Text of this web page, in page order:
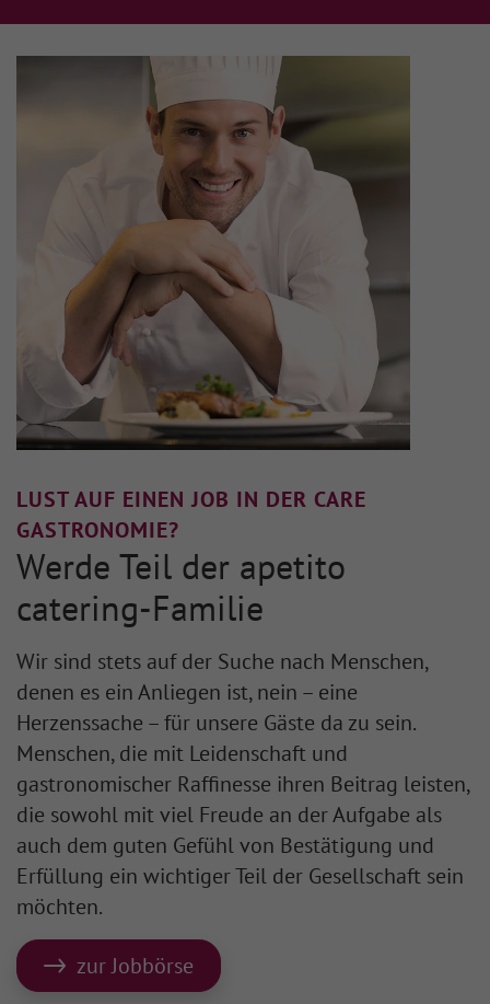
LUST AUF EINEN JOB IN DER CARE
GASTRONOMIE?
Werde Teil der apetito
catering-Familie
Wir sind stets auf der Suche nach Menschen,
denen es ein Anliegen ist, nein – eine
Herzenssache – für unsere Gäste da zu sein.
Menschen, die mit Leidenschaft und
gastronomischer Raffinesse ihren Beitrag leisten,
die sowohl mit viel Freude an der Aufgabe als
auch dem guten Gefühl von Bestätigung und
Erfüllung ein wichtiger Teil der Gesellschaft sein
möchten.
zur Jobbörse